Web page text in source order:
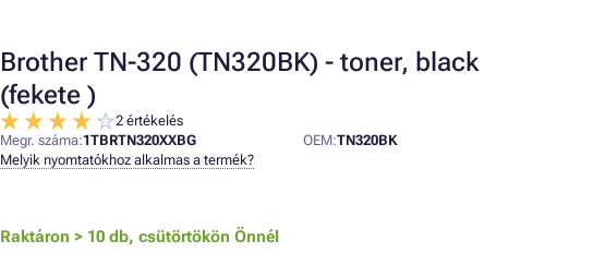
Brother TN-320 (TN320BK) - toner, black
(fekete )
2 értékelés
Megr. száma:1TBRTN320XXBG OEM:TN320BK
Melyik nyomtatókhoz alkalmas a termék?
Raktáron > 10 db, csütörtökön Önnél